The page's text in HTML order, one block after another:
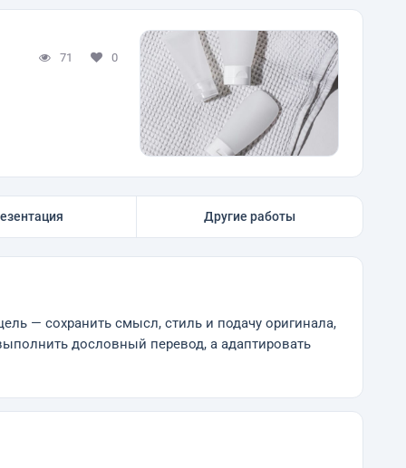
71 0
Другие работы
— сохранить смысл, стиль и подачу оригинала,
дословный перевод, а адаптировать